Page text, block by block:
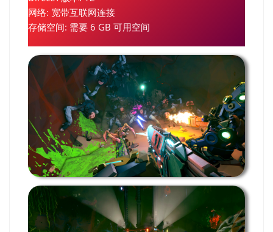
网络: 宽带互联网连接
存储空间: 需要 6 GB 可用空间